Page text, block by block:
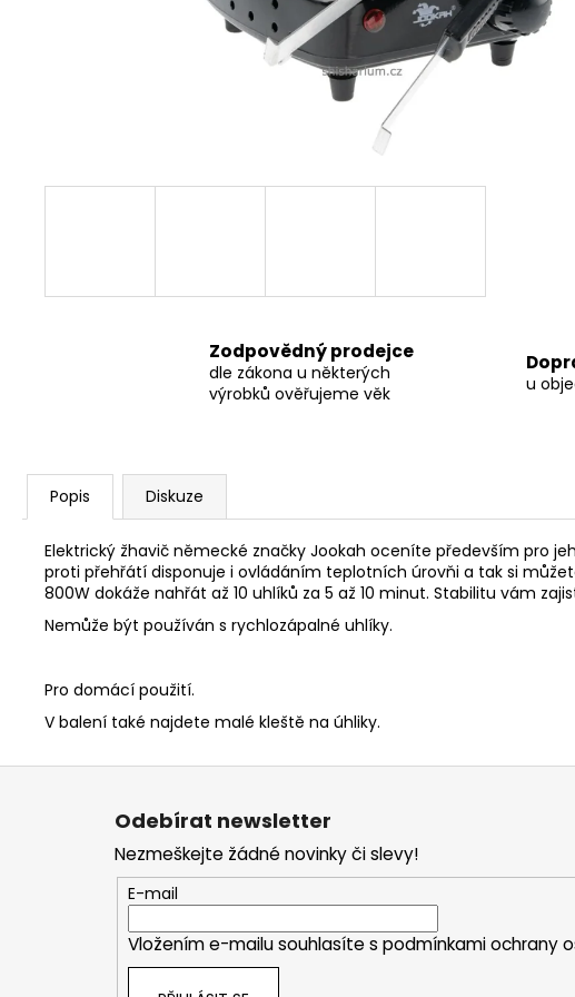
Zodpovědný prodejce
dle zákona u některých
výrobků ověřujeme věk
u
Popis Diskuze
Elektrický žhavič německé značky Jookah oceníte především pro
proti přehřátí disponuje i ovládáním teplotních úrovňi a tak si
800W dokáže nahřát až 10 uhlíků za 5 až 10 minut. Stabilitu vám
Nemůže být používán s rychlozápalné uhlíky.
Pro domácí použití.
V balení také najdete malé kleště na úhliky.
THC-X DRŤ TRIM 30%, 1G
TERPEN
690 Kč
Z
Odebírat newsletter
Nezmeškejte žádné novinky či slevy!
E-mail
Vložením e-mailu souhlasíte s podmínkami ochrany